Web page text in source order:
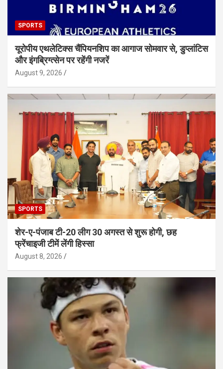
SPORTS
यूरोपीय एथलेटिक्स चैंपियनशिप का आगाज सोमवार से, डुप्लांटिस
और इंगब्रिग्त्सेन पर रहेंगी नजरें
August 9, 2026
SPORTS
शेर-ए-पंजाब टी-20 लीग 30 अगस्त से शुरू होगी, छह
फ्रेंचाइजी टीमें लेंगी हिस्सा
August 8, 2026